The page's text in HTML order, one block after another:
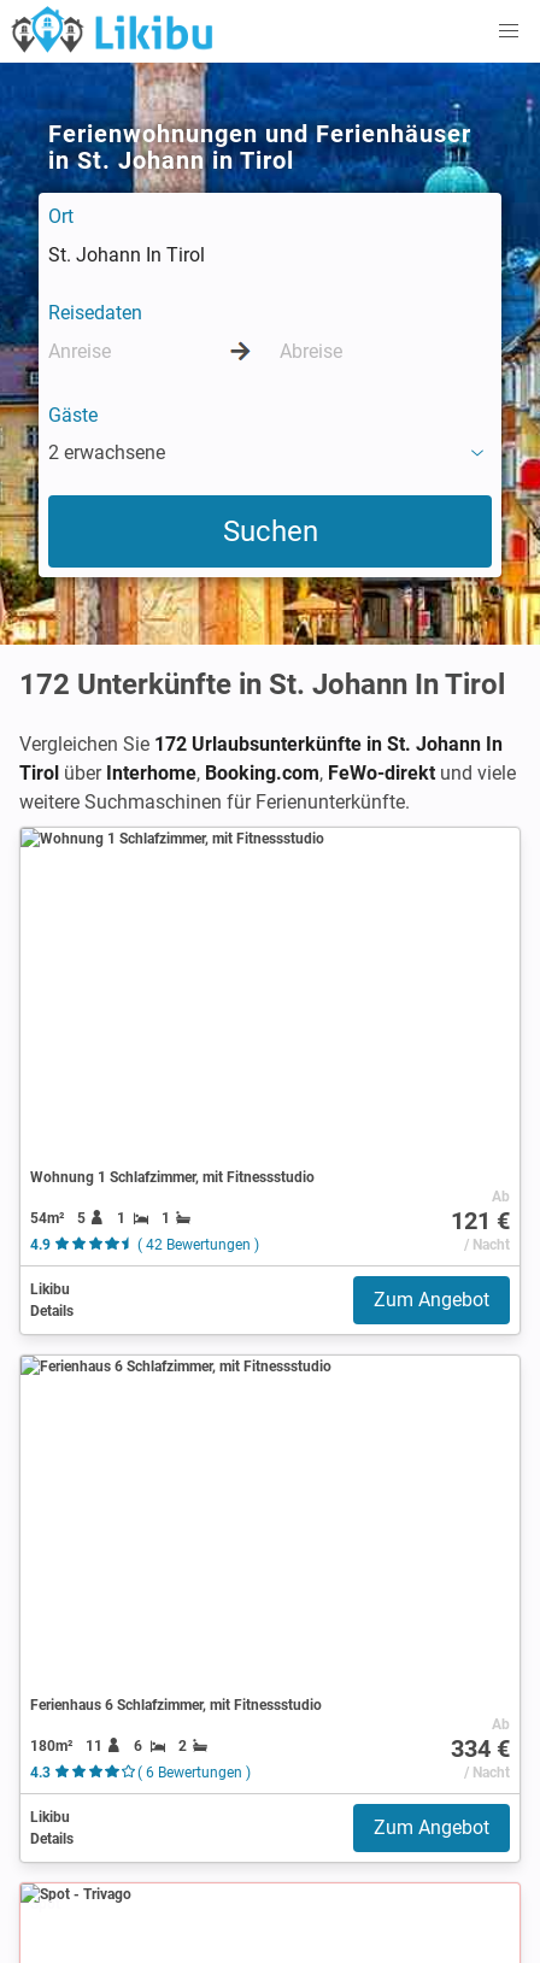
Ferienwohnungen und Ferienhäuser
in St. Johann in Tirol
Ort
Reisedaten
Gäste
2 erwachsene
172 Unterkünfte in St. Johann In Tirol
Vergleichen Sie 172 Urlaubsunterkünfte in St. Johann In
Tirol über Interhome, Booking.com, FeWo-direkt und viele
weitere Suchmaschinen für Ferienunterkünfte.
Wohnung 1 Schlafzimmer, mit Fitnessstudio
54m² 5 1
1
4.9
( 42 Bewertungen )
Ab
121 €
/ Nacht
Likibu
Details
Zum Angebot
Ferienhaus 6 Schlafzimmer, mit Fitnessstudio
180m² 11 6
2
4.3
( 6 Bewertungen )
Ab
334 €
/ Nacht
Likibu
Details
Zum Angebot
Spot